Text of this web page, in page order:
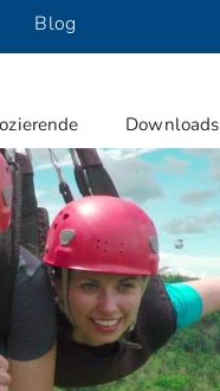
Blog
Downloads